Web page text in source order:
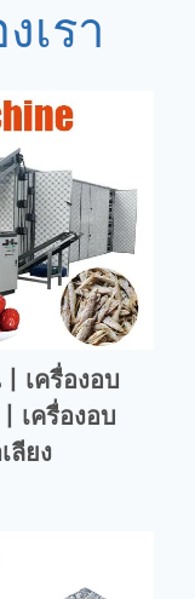
รา
เครื่องอบ
เครื่องอบ
ลียง